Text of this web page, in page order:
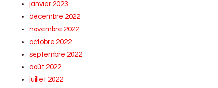
janvier 2023
décembre 2022
novembre 2022
octobre 2022
septembre 2022
août 2022
juillet 2022